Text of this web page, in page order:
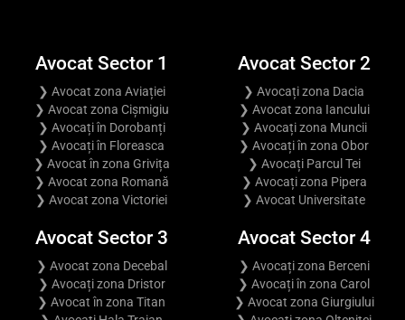
Avocat Sector 1
❯ Avocat zona Aviației
❯ Avocat zona Cișmigiu
❯ Avocați în Dorobanți
❯ Avocați în Floreasca
❯ Avocat în zona Grivița
❯ Avocat zona Romană
❯ Avocat zona Victoriei
Avocat Sector 2
❯ Avocați zona Dacia
❯ Avocat zona Iancului
❯ Avocați zona Muncii
❯ Avocați în zona Obor
❯ Avocați Parcul Tei
❯ Avocați zona Pipera
❯ Avocat Universitate
Avocat Sector 3
❯ Avocat zona Decebal
❯ Avocați zona Dristor
❯ Avocat în zona Titan
Avocat Sector 4
❯ Avocați zona Berceni
❯ Avocați în zona Carol
❯ Avocat zona Giurgiului